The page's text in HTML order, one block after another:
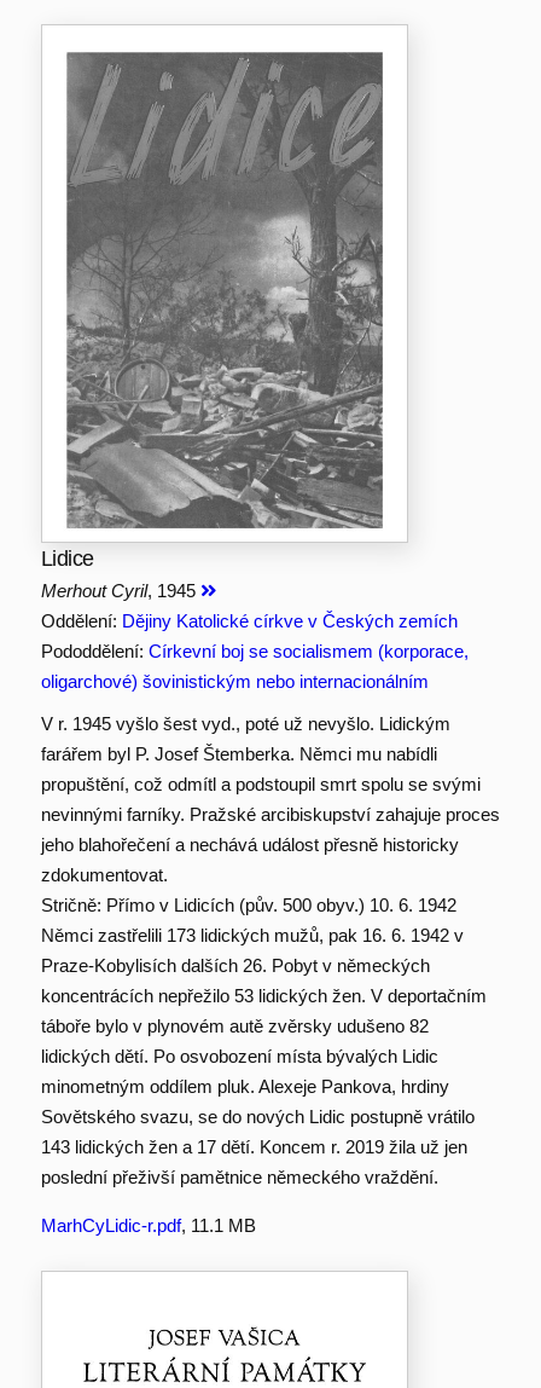
Lidice
Merhout Cyril, 1945
Oddělení: Dějiny Katolické církve v Českých zemích
Pododdělení: Církevní boj se socialismem (korporace,
oligarchové) šovinistickým nebo internacionálním
V r. 1945 vyšlo šest vyd., poté už nevyšlo. Lidickým
farářem byl P. Josef Štemberka. Němci mu nabídli
propuštění, což odmítl a podstoupil smrt spolu se svými
nevinnými farníky. Pražské arcibiskupství zahajuje proces
jeho blahořečení a nechává událost přesně historicky
zdokumentovat.
Stričně: Přímo v Lidicích (pův. 500 obyv.) 10. 6. 1942
Němci zastřelili 173 lidických mužů, pak 16. 6. 1942 v
Praze-Kobylisích dalších 26. Pobyt v německých
koncentrácích nepřežilo 53 lidických žen. V deportačním
táboře bylo v plynovém autě zvěrsky udušeno 82
lidických dětí. Po osvobození místa bývalých Lidic
minometným oddílem pluk. Alexeje Pankova, hrdiny
Sovětského svazu, se do nových Lidic postupně vrátilo
143 lidických žen a 17 dětí. Koncem r. 2019 žila už jen
poslední přeživší pamětnice německého vraždění.
MarhCyLidic-r.pdf, 11.1 MB